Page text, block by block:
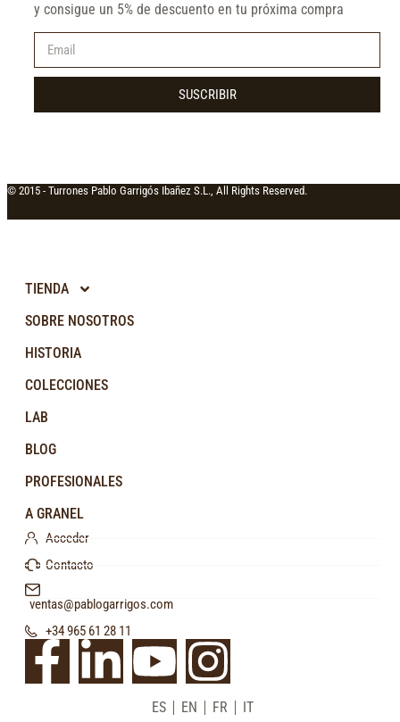
y consigue un 5% de descuento en tu próxima compra
SUSCRIBIR
© 2015 - Turrones Pablo Garrigós Ibañez S.L., All Rights Reserved.
TIENDA
SOBRE NOSOTROS
HISTORIA
COLECCIONES
LAB
BLOG
PROFESIONALES
A GRANEL
Acceder
Contacto
ventas@pablogarrigos.com
+34 965 61 28 11
ES EN FR IT